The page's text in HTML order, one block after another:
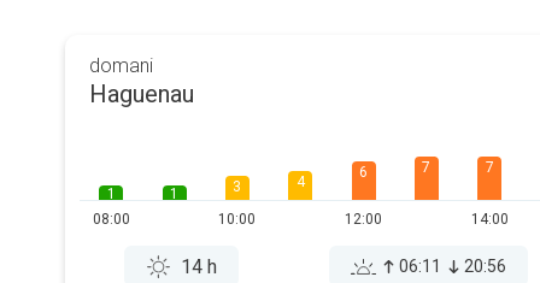
domani
Haguenau
1
08:00
1
3
10:00
4
6
12:00
7 7
14:00
14 h 06:11 20:56